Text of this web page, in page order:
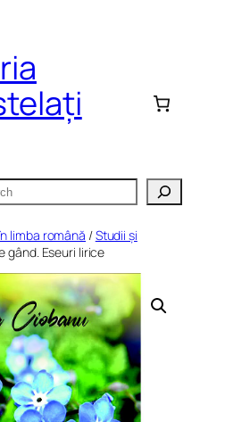
limba română /Studii și
gând. Eseuri lirice